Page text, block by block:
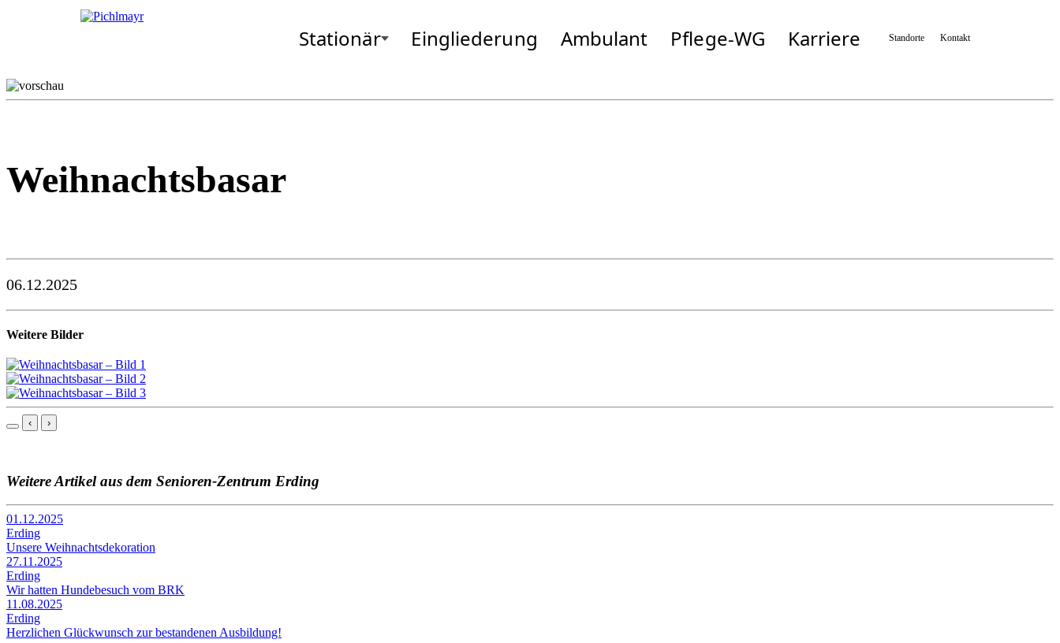
Allgemeines
Komfort-Zimmer
Gottfrieding
Stationär Eingliederung Ambulant Pflege-WG Karriere Standorte Kontakt
· Senioren-Zentrum Erding
Weihnachtsbasar
06.12.2025
Weitere Bilder
‹ ›
Weitere Artikel aus dem Senioren-Zentrum Erding
01.12.2025
Erding
Unsere Weihnachtsdekoration
27.11.2025
Erding
Wir hatten Hundebesuch vom BRK
11.08.2025
Erding
Herzlichen Glückwunsch zur bestandenen Ausbildung!